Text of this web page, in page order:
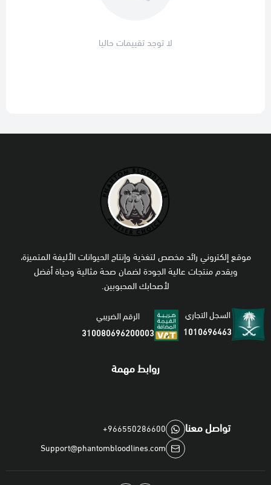
لا توجد تقييمات حاليا
موقع إلكتروني رائد مخصص لتغذية وإنتاج الحيوانات الأليفة المتميزة،
ويقدم منتجات عالية الجودة لضمان صحة مثالية وحياة أفضل
لأصحابك المحبوبين.
السجل التجاري
1010696463
الرقم الضريبي
310080696200003
روابط مهمة
تواصل معنا
+966550286600
Support@phantombloodlines.com